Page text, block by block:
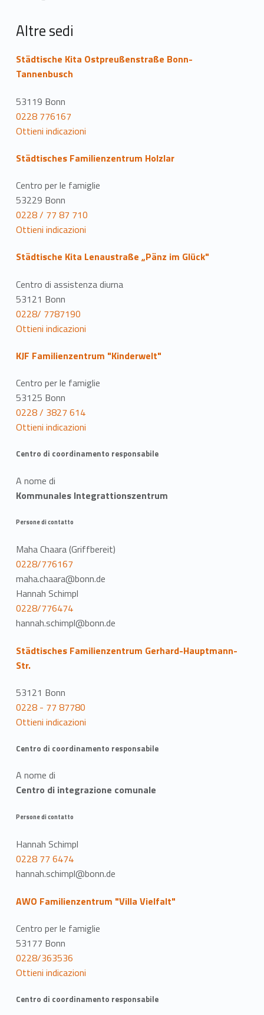
Altre sedi
Städtische Kita Ostpreußenstraße Bonn-
Tannenbusch
53119 Bonn
0228 776167
Ottieni indicazioni
Städtisches Familienzentrum Holzlar
Centro per le famiglie
53229 Bonn
0228 / 77 87 710
Ottieni indicazioni
Städtische Kita Lenaustraße „Pänz im Glück"
Centro di assistenza diurna
53121 Bonn
0228/ 7787190
Ottieni indicazioni
KJF Familienzentrum "Kinderwelt"
Centro per le famiglie
53125 Bonn
0228 / 3827 614
Ottieni indicazioni
Centro di coordinamento responsabile
A nome di
Kommunales Integrattionszentrum
Persone di contatto
Maha Chaara (Griffbereit)
0228/776167
maha.chaara@bonn.de
Hannah Schimpl
0228/776474
hannah.schimpl@bonn.de
Städtisches Familienzentrum Gerhard-Hauptmann-
Str.
53121 Bonn
0228 - 77 87780
Ottieni indicazioni
Centro di coordinamento responsabile
A nome di
Centro di integrazione comunale
Persone di contatto
Hannah Schimpl
0228 77 6474
hannah.schimpl@bonn.de
AWO Familienzentrum "Villa Vielfalt"
Centro per le famiglie
53177 Bonn
0228/363536
Ottieni indicazioni
Centro di coordinamento responsabile